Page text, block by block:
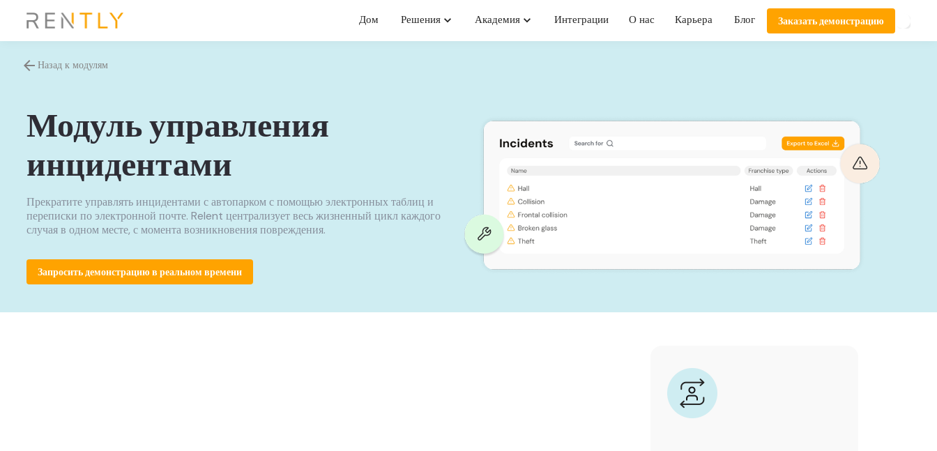
Дом Решения Академия Интеграции О нас Карьера Блог Заказать демонстрацию
arrow_back Назад к модулям
Модуль управления
инцидентами
Прекратите управлять инцидентами с автопарком с помощью электронных таблиц и
переписки по электронной почте. Relent централизует весь жизненный цикл каждого
случая в одном месте, с момента возникновения повреждения.
Запросить демонстрацию в реальном времени